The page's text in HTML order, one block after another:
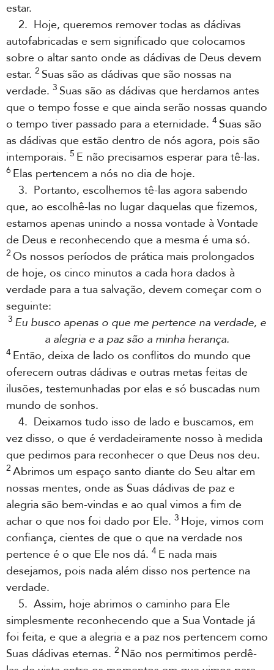
estar.
2. Hoje, queremos remover todas as dádivas
autofabricadas e sem significado que colocamos
sobre o altar santo onde as dádivas de Deus devem
estar. 2 Suas são as dádivas que são nossas na
verdade. 3 Suas são as dádivas que herdamos antes
que o tempo fosse e que ainda serão nossas quando
o tempo tiver passado para a eternidade. 4 Suas são
as dádivas que estão dentro de nós agora, pois são
intemporais. 5 E não precisamos esperar para tê-las.
6 Elas pertencem a nós no dia de hoje.
3. Portanto, escolhemos tê-las agora sabendo
que, ao escolhê-las no lugar daquelas que fizemos,
estamos apenas unindo a nossa vontade à Vontade
de Deus e reconhecendo que a mesma é uma só.
2 Os nossos períodos de prática mais prolongados
de hoje, os cinco minutos a cada hora dados à
verdade para a tua salvação, devem começar com o
seguinte:
3 Eu busco apenas o que me pertence na verdade, e
a alegria e a paz são a minha herança.
4 Então, deixa de lado os conflitos do mundo que
oferecem outras dádivas e outras metas feitas de
ilusões, testemunhadas por elas e só buscadas num
mundo de sonhos.
4. Deixamos tudo isso de lado e buscamos, em
vez disso, o que é verdadeiramente nosso à medida
que pedimos para reconhecer o que Deus nos deu.
2 Abrimos um espaço santo diante do Seu altar em
nossas mentes, onde as Suas dádivas de paz e
alegria são bem-vindas e ao qual vimos a fim de
achar o que nos foi dado por Ele. 3 Hoje, vimos com
confiança, cientes de que o que na verdade nos
pertence é o que Ele nos dá. 4 E nada mais
desejamos, pois nada além disso nos pertence na
verdade.
5. Assim, hoje abrimos o caminho para Ele
simplesmente reconhecendo que a Sua Vontade já
foi feita, e que a alegria e a paz nos pertencem como
Suas dádivas eternas. 2 Não nos permitimos perdê-